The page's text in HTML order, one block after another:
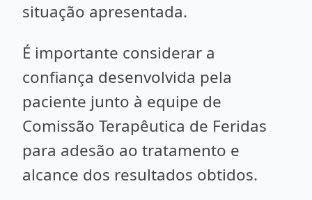
situação apresentada.
É importante considerar a
confiança desenvolvida pela
paciente junto à equipe de
Comissão Terapêutica de Feridas
para adesão ao tratamento e
alcance dos resultados obtidos.